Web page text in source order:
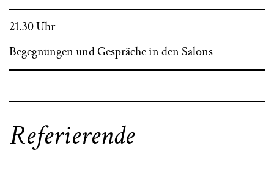
21.30 Uhr
Begegnungen und Gespräche in den Salons
Referierende